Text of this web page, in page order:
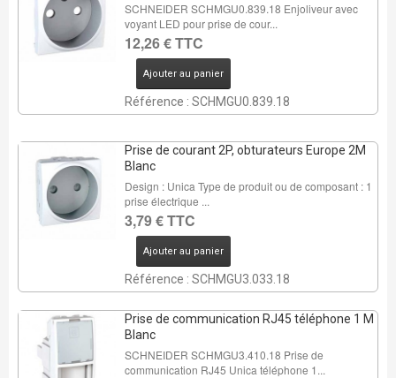
SCHNEIDER SCHMGU0.839.18 Enjoliveur avec
voyant LED pour prise de cour...
12,26 € TTC
Ajouter au panier
Référence : SCHMGU0.839.18
Prise de courant 2P, obturateurs Europe 2M
Blanc
Design : Unica Type de produit ou de composant : 1
prise électrique ...
3,79 € TTC
Ajouter au panier
Référence : SCHMGU3.033.18
Prise de communication RJ45 téléphone 1 M
Blanc
SCHNEIDER SCHMGU3.410.18 Prise de
communication RJ45 Unica téléphone 1...